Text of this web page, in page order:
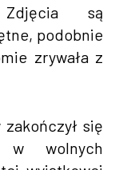
Zdjęcia są
podobnie
zrywała z
się
w wolnych